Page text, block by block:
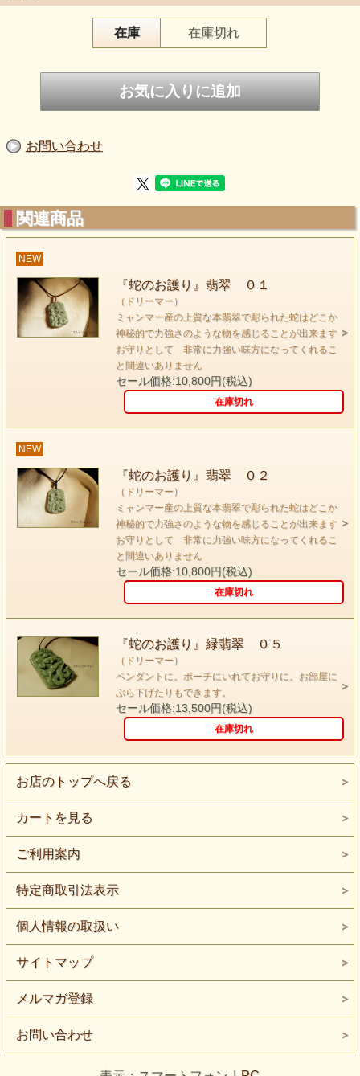
緑が深くより落ち着いた雰囲気の翡翠で
身に着ける人を落ち着かせてくれるでしょう
この個性的な翡翠のエネルギーを是非
感じてみてください
keyword（ドリーマー）
あなたは誰？アリスのウサギ？いったいどこに行くの？
ちょっと 待って！ 私も連れていって・・・・
気がつくとそこは 妖精が舞い、天使が空飛ぶ
夢と希望のワンダーランドでした。
何でも出来そうな気がする・・・・
そのとおり 実際 ここでは 何でもすることが出来ます。
お姫様になりたい！ もちろんなれます。
空を飛んでみたい。 はいどうぞ・・・
素敵なお城に住んでみたい。 お気に召すまま・・・
そう ここは あなたの夢の世界。
夢の中では なんでも ＯＫ！出来るはずよね。
ただひとつ この世界には 秘密があるのです。
知りたいと思った人にしか通ることが出来ない
好奇心という名の 魔法の小道・・・・
そして、その小道はいったいどこに通じているのだろう！
アリスのウサギを追いかけていったように・・・
冒険好きなあなたにだけ出来ること。
在庫 在庫切れ
お問い合わせ
関連商品
NEW
『蛇のお護り』翡翠 ０１
（ドリーマー）
ミャンマー産の上質な本翡翠で彫られた蛇はどこか
神秘的で力強さのような物を感じることが出来ます
お守りとして 非常に力強い味方になってくれるこ
と間違いありません
セール価格:10,800円(税込)
在庫切れ
NEW
『蛇のお護り』翡翠 ０２
（ドリーマー）
ミャンマー産の上質な本翡翠で彫られた蛇はどこか
神秘的で力強さのような物を感じることが出来ます
お守りとして 非常に力強い味方になってくれるこ
と間違いありません
セール価格:10,800円(税込)
在庫切れ
『蛇のお護り』緑翡翠 ０５
（ドリーマー）
ペンダントに。ポーチにいれてお守りに。お部屋に
ぶら下げたりもできます。
セール価格:13,500円(税込)
在庫切れ
お店のトップへ戻る
カートを見る
ご利用案内
特定商取引法表示
個人情報の取扱い
サイトマップ
メルマガ登録
お問い合わせ